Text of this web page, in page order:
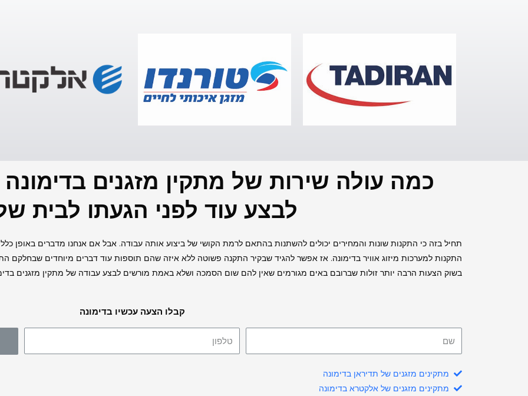
כמה עולה שירות של מתקין מזגנים בדימונה
לבצע עוד לפני הגעתו לבית
תחיל בזה כי התקנות שונות והמחירים יכולים להשתנות בהתאם לרמת הקושי של ביצוע אותה עבודה. אבל אם אנחנו מדברים באופן כללי
בשוק הצעות הרבה יותר זולות שברובם באים מגורמים שאין להם שום הסמכה ושלא באמת מורשים לבצע עבודה של מתקין מזגנים
קבלו הצעה עכשיו בדימונה
מתקינים מזגנים של תדיראן בדימונה
מתקינים מזגנים של אלקטרא בדימונה